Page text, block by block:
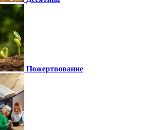
Пожертвование